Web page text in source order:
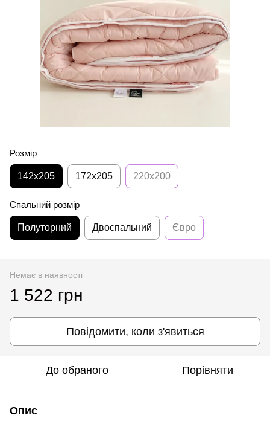
Розмір
142x205 172x205 220x200
Спальний розмір
Полуторний Двоспальний Євро
Немає в наявності
1 522 грн
Повідомити, коли з'явиться
До обраного Порівняти
Опис